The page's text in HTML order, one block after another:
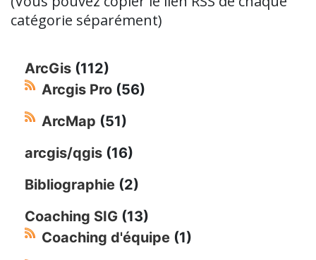
catégorie séparément)
ArcGis (112)
Arcgis Pro (56)
ArcMap (51)
arcgis/qgis (16)
Bibliographie (2)
Coaching SIG (13)
Coaching d'équipe (1)